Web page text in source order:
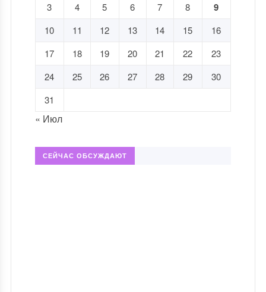
3
4 5 6 7 8 9
10 11 12 13 14 15
16
17
18 19 20 21 22
23
24
25 26 27 28 29
30
31
« Июл
СЕЙЧАС ОБСУЖДАЮТ